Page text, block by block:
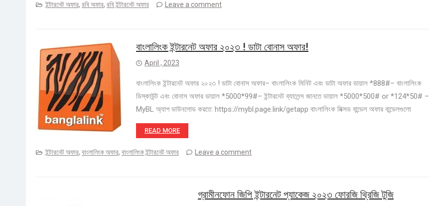
ইন্টারনেট অফার, রবি অফার, রবি ইন্টারনেট অফার Leave a comment
বাংলালিংক ইন্টারনেট অফার ২০২৩ ! ডাটা বোনাস অফার!
April , 2023
বাংলালিংক ইন্টারনেট অফার ২০২৩ ! ডাটা বোনাস অফার– বাংলালিংক মিনিট এবং ডাটা অফার ডায়াল *888#– বাংলালিংক
ডিস্কাউন্ট এবং বোনাস অফার ডায়াল *5000*99#– ইন্টারনেট ব্যালেন্স জানতে ডায়াল *5000*500# or *124*50# –
MyBL অ্যাপ ডাউনলোড করতে: https://mybl.page.link/getapp বাংলালিংক মিক্সড বান্ডেল অফার বান্ডেলগুলো
READ MORE
ইন্টারনেট অফার, বাংলালিংক অফার, বাংলালিংক ইন্টারনেট অফার Leave a comment
গ্রামীনফোন জিপি ইন্টারনেট প্যাকেজ ২০২৩ ফোরজি থ্রিজি টুজি